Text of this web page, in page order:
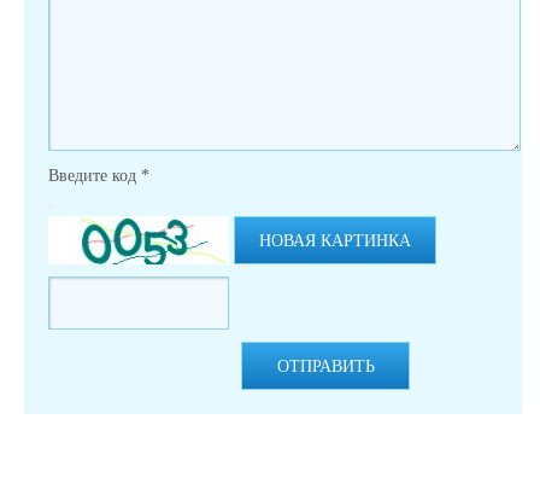
Введите код *
НОВАЯ КАРТИНКА
ОТПРАВИТЬ